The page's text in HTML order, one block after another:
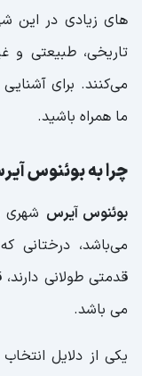
های زیادی در این
تاریخی، طبیعتی و
می‌کنند. برای
ما همراه باشید.
چرا به بوئنوس
بوئنوس آیرس شهری
می‌باشد، درختانی
قدمتی طولانی
می باشد.
یکی از دلایل